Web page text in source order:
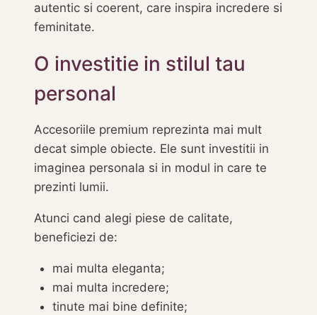
autentic si coerent, care inspira incredere si
feminitate.
O investitie in stilul tau
personal
Accesoriile premium reprezinta mai mult
decat simple obiecte. Ele sunt investitii in
imaginea personala si in modul in care te
prezinti lumii.
Atunci cand alegi piese de calitate,
beneficiezi de:
mai multa eleganta;
mai multa incredere;
tinute mai bine definite;